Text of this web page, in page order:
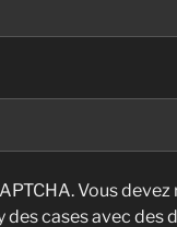
Vous
des cases avec des